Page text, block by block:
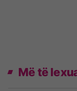
Më të